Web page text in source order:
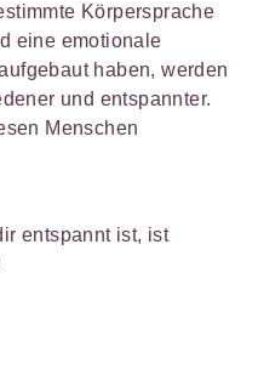
Körpersprache
eine emotionale
haben, werden
und entspannter.
Menschen
entspannt ist, ist